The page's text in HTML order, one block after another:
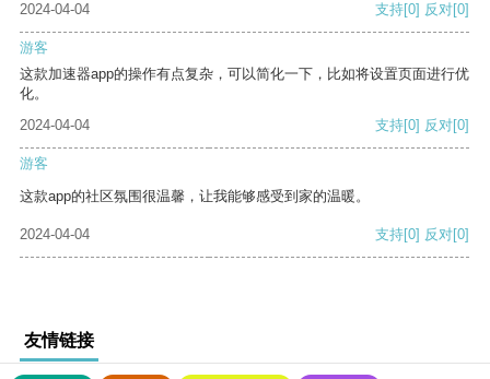
2024-04-04
支持[0] 反对[0]
游客
这款加速器app的操作有点复杂，可以简化一下，比如将设置页面进行优
化。
2024-04-04
支持[0] 反对[0]
游客
这款app的社区氛围很温馨，让我能够感受到家的温暖。
2024-04-04 支持[0] 反对[0]
友情链接